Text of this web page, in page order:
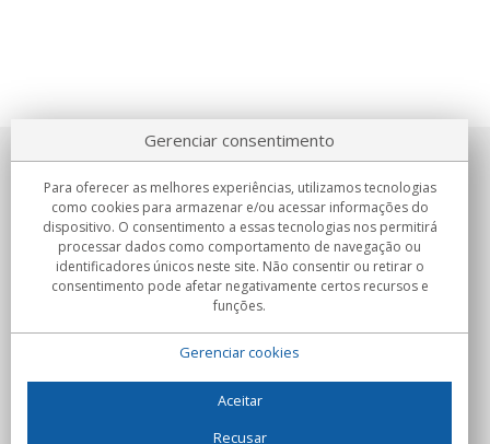
Sobre nosotros
Compromissos
Compras
Gerenciar consentimento
Para oferecer as melhores experiências, utilizamos tecnologias
como cookies para armazenar e/ou acessar informações do
dispositivo. O consentimento a essas tecnologias nos permitirá
processar dados como comportamento de navegação ou
identificadores únicos neste site. Não consentir ou retirar o
consentimento pode afetar negativamente certos recursos e
funções.
Gerenciar cookies
Aceitar
Recusar